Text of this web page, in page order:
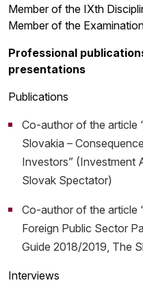
Member of the IXth
Member of the
Professional
presentations
Publications
Co-author of the article
Slovakia –
Investors” (Investment
Slovak Spectator)
Co-author of the article
Foreign Public Sector
Guide 2018/2019, The
Interviews